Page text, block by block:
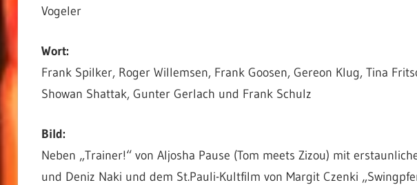
Vogeler
Wort:
Frank Spilker, Roger Willemsen, Frank Goosen, Gereon Klug, Tina
Showan Shattak, Gunter Gerlach und Frank Schulz
Bild:
Neben „Trainer!“ von Aljosha Pause (Tom meets Zizou) mit
und Deniz Naki und dem St.Pauli-Kultfilm von Margit Czenki